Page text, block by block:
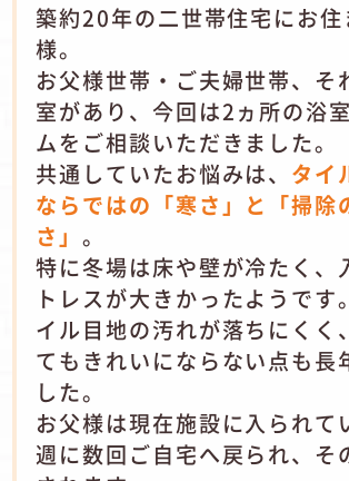
築約20年の二世帯住宅にお住
様。
お父様世帯・ご夫婦世帯、そ
室があり、今回は2ヵ所の浴
ムをご相談いただきました。
共通していたお悩みは、 タイ
ならではの「寒さ」と「掃除
さ」。
特に冬場は床や壁が冷たく、
トレスが大きかったようです
イル目地の汚れが落ちにくく
てもきれいにならない点も長
した。
お父様は現在施設に入られて
週に数回ご自宅へ戻られ、そ